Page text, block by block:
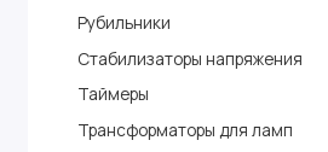
Рубильники
Стабилизаторы напряжения
Таймеры
Трансформаторы для ламп